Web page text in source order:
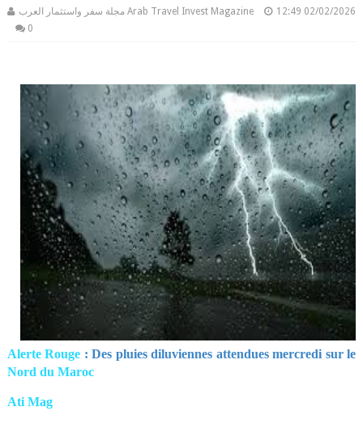
مجلة سفر واستثمار العرب Arab Travel Invest Magazine 12:49 02/02/2026
0
Alerte Rouge : Des pluies diluviennes attendues mercredi sur le
Nord du Maroc
Ati Mag